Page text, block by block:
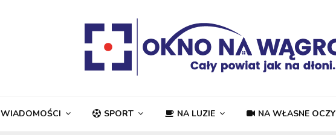
WIADOMOŚCI SPORT NA LUZIE NA WŁASNE OCZY